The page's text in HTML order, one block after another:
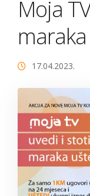
Moja
17.04.2023.